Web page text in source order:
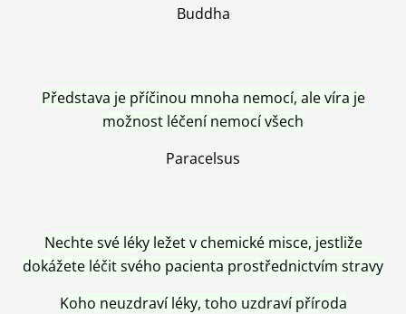
Buddha
Představa je příčinou mnoha nemocí, ale víra je
možnost léčení nemocí všech
Paracelsus
Nechte své léky ležet v chemické misce, jestliže
dokážete léčit svého pacienta prostřednictvím stravy
Koho neuzdraví léky, toho uzdraví příroda